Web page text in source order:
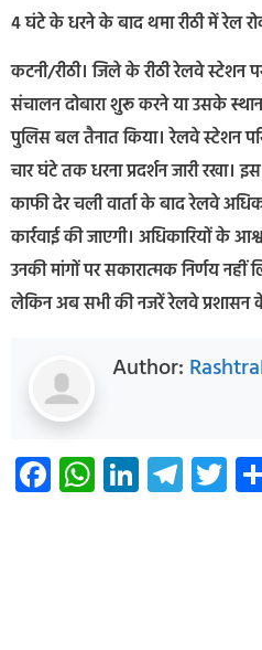
4 घंटे के धरने के बाद थमा रीठी में रेल
कटनी/रीठी। जिले के रीठी रेलवे स्टेशन
संचालन दोबारा शुरू करने या उसके
पुलिस बल तैनात किया। रेलवे स्टेशन
चार घंटे तक धरना प्रदर्शन जारी रखा।
काफी देर चली वार्ता के बाद रेलवे
कार्रवाई की जाएगी। अधिकारियों के
उनकी मांगों पर सकारात्मक निर्णय
लेकिन अब सभी की नजरें रेलवे
Author:
Facebook
WhatsApp